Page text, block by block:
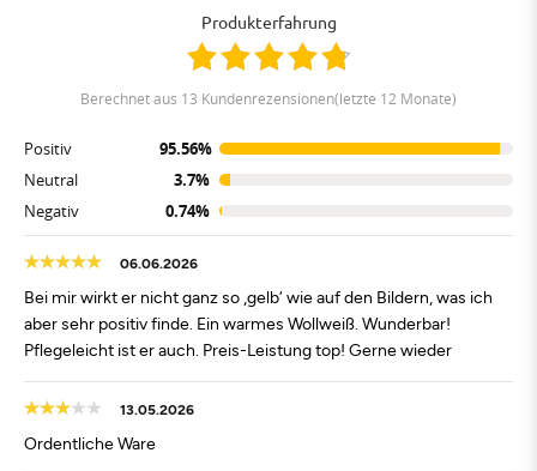
Produkterfahrung
berechnet aus 13 Kundenrezensionen(letzte 12 Monate)
Positiv
95.56%
Neutral
3.7%
Negativ
0.74%
06.06.2026
Bei mir wirkt er nicht ganz so ‚gelb‘ wie auf den Bildern, was ich
aber sehr positiv finde. Ein warmes Wollweiß. Wunderbar!
Pflegeleicht ist er auch. Preis-Leistung top! Gerne wieder
13.05.2026
Ordentliche Ware